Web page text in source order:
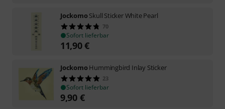
JockomoSkull Sticker White Pearl
70
Sofort lieferbar
11,90€
JockomoHummingbird Inlay Sticker
23
Sofort lieferbar
9,90 €